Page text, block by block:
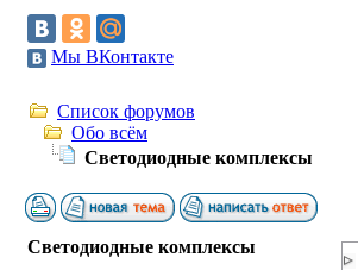
Мы ВКонтакте
Список форумов
Обо всём
Светодиодные комплексы
Светодиодные комплексы